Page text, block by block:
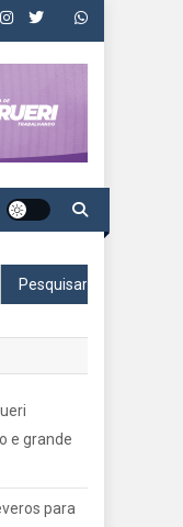
Pesquisar
por:
e grande
para